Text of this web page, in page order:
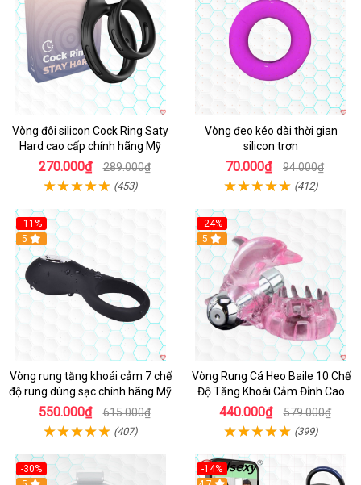
Vòng đôi silicon Cock Ring Saty
Hard cao cấp chính hãng Mỹ
270.000₫ 289.000₫
(453)
Vòng đeo kéo dài thời gian
silicon trơn
70.000₫ 94.000₫
(412)
-11%
5
Vòng rung tăng khoái cảm 7 chế
độ rung dùng sạc chính hãng Mỹ
550.000₫ 615.000₫
(407)
-24%
5
Vòng Rung Cá Heo Baile 10 Chế
Độ Tăng Khoái Cảm Đỉnh Cao
440.000₫ 579.000₫
(399)
-30%
-14%